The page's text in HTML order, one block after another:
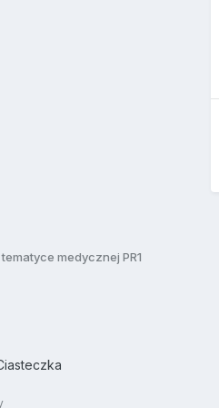
medycznej PR1